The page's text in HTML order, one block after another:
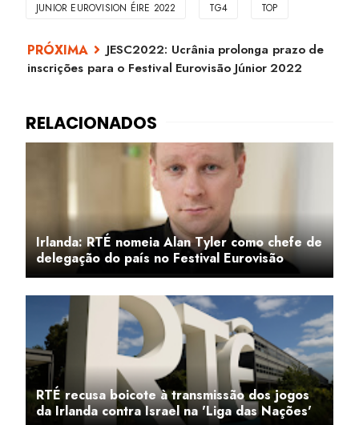
JUNIOR EUROVISION ÉIRE 2022 TG4 TOP
JESC2022: Ucrânia prolonga prazo de
inscrições para o Festival Eurovisão Júnior 2022
Irlanda: RTÉ nomeia Alan Tyler como chefe de
delegação do país no Festival Eurovisão
RTÉ recusa boicote à transmissão dos jogos
da Irlanda contra Israel na 'Liga das Nações'